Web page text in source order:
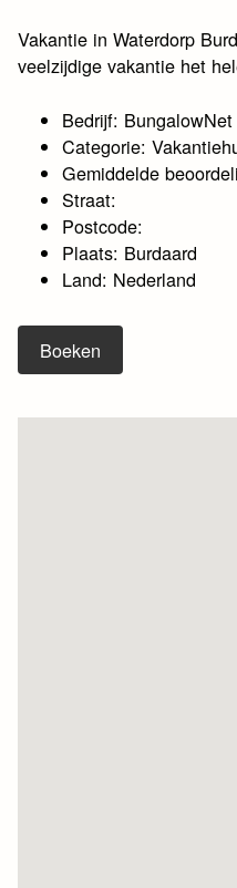
Vakantie in Waterdorp
veelzijdige vakantie het
Bedrijf: BungalowNet
Categorie:
Gemiddelde
Straat:
Postcode:
Plaats: Burdaard
Land: Nederland
Boeken